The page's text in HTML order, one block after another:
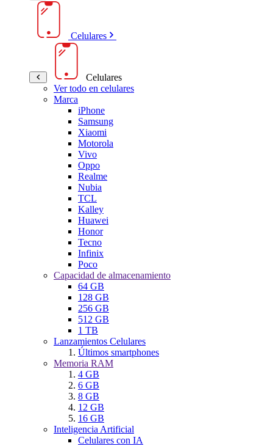
Celulares
Celulares
Ver todo en celulares
Marca
iPhone
Samsung
Xiaomi
Motorola
Vivo
Oppo
Realme
Nubia
TCL
Kalley
Huawei
Honor
Tecno
Infinix
Poco
Capacidad de almacenamiento
64 GB
128 GB
256 GB
512 GB
1 TB
Lanzamientos Celulares
Últimos smartphones
Memoria RAM
4 GB
6 GB
8 GB
12 GB
16 GB
Inteligencia Artificial
Celulares con IA